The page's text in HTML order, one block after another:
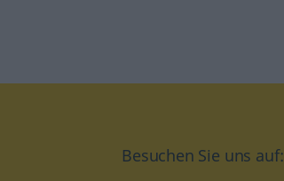
Besuchen Sie uns auf: